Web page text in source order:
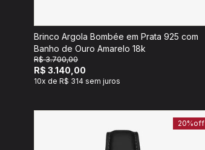
Brinco Argola Bombée em Prata 925 com
Banho de Ouro Amarelo 18k
R$ 3.700,00
R$ 3.140,00
10x de R$ 314 sem juros
20%off